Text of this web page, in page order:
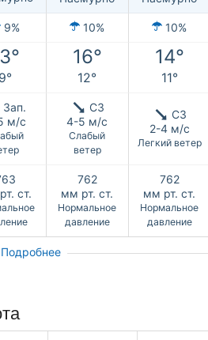
9% 10% 10%
16° 14°
9° 12° 11°
Зап.
м/с
СЗ
4-5 м/с
Слабый
ветер
СЗ
2-4 м/с
Легкий ветер
ст.
762
мм рт. ст.
Нормальное
давление
762
мм рт. ст.
Нормальное
давление
Подробнее